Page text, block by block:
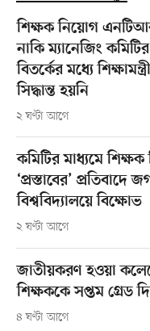
শিক্ষক নিয়োগ
নাকি ম্যানেজিং
বিতর্কের মধ্যে
সিদ্ধান্ত হয়নি
২ ঘণ্টা আগে
কমিটির মাধ্যমে
‘প্রস্তাবের’ প্রতিবাদে
বিশ্ববিদ্যালয়ে বিক্ষোভ
২ ঘণ্টা আগে
জাতীয়করণ হওয়া
শিক্ষককে সপ্তম গ্রেড
৪ ঘণ্টা আগে